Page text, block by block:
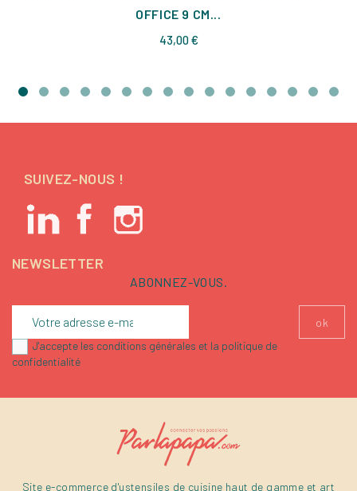
OFFICE 9 CM...
43,00 €Prix
SUIVEZ-NOUS !
NEWSLETTER
ABONNEZ-VOUS.
J'accepte les conditions générales et la politique de
confidentialité
Site e-commerce d'ustensiles de cuisine haut de gamme et art